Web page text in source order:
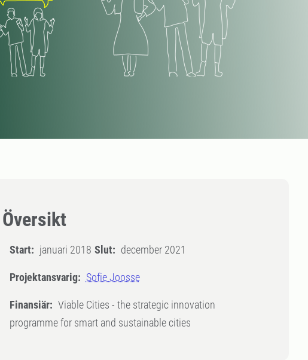
Översikt
Start: januari 2018 Slut: december 2021
Projektansvarig: Sofie Joosse
Finansiär: Viable Cities - the strategic innovation
programme for smart and sustainable cities